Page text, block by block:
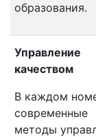
образования.
Управление
качеством
В каждом
современные
методы